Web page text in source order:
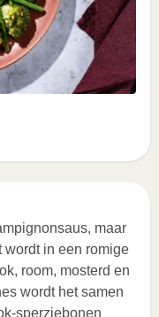
maar
wordt in een romige
room, mosterd en
wordt het samen
sperziebonen